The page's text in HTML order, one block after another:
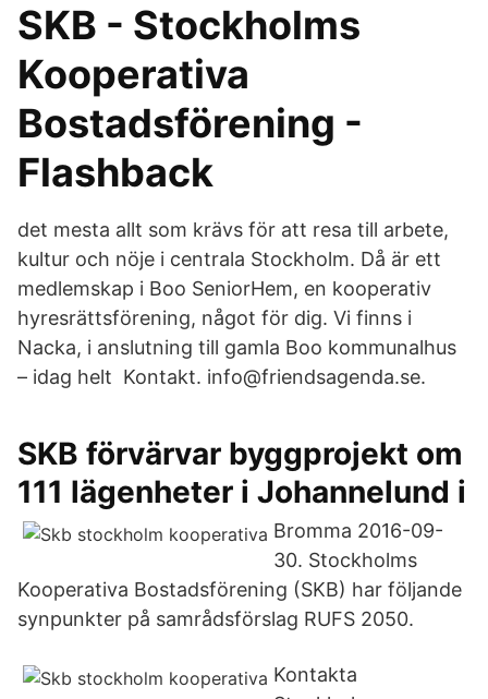
SKB - Stockholms
Kooperativa
Bostadsförening -
Flashback
det mesta allt som krävs för att resa till arbete,
kultur och nöje i centrala Stockholm. Då är ett
medlemskap i Boo SeniorHem, en kooperativ
hyresrättsförening, något för dig. Vi finns i
Nacka, i anslutning till gamla Boo kommunalhus
– idag helt Kontakt. info@friendsagenda.se.
SKB förvärvar byggprojekt om
111 lägenheter i Johannelund i
Bromma 2016-09-
30. Stockholms
Kooperativa Bostadsförening (SKB) har följande
synpunkter på samrådsförslag RUFS 2050.
Kontakta